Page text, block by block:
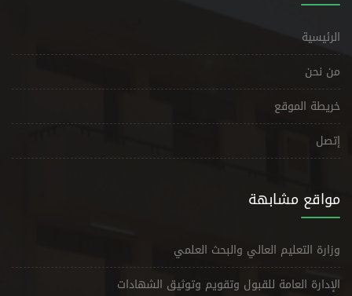
الرئيسية
من نحن
خريطة الموقع
إتصل
مواقع مشابهة
وزارة التعليم العالي والبحث العلمي
الإدارة العامة للقبول وتقويم وتوثيق الشهادات